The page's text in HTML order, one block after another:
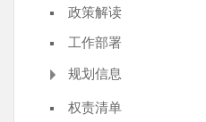
政策解读
工作部署
规划信息
权责清单